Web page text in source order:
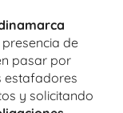
de
pasar por
estafadores
y solicitando